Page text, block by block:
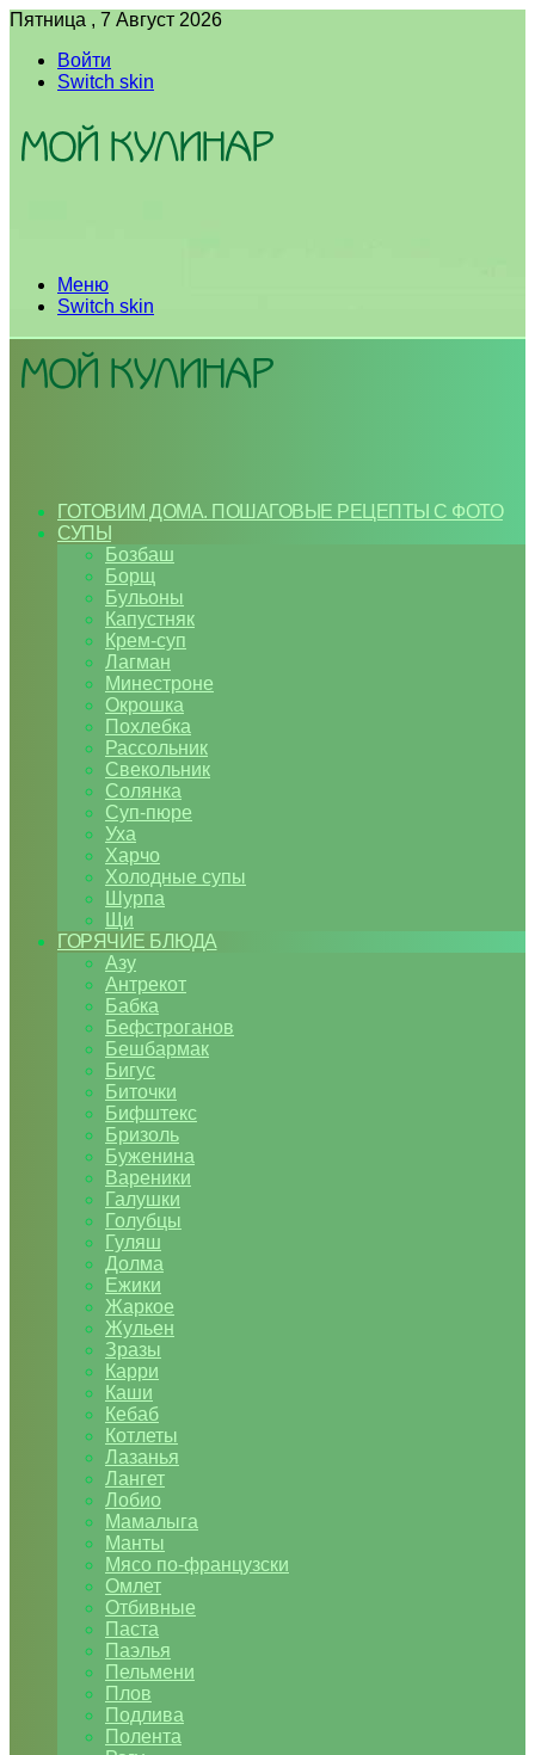
Пятница , 7 Август 2026
Войти
Switch skin
Меню
Switch skin
ГОТОВИМ ДОМА. ПОШАГОВЫЕ РЕЦЕПТЫ С ФОТО
СУПЫ
Бозбаш
Борщ
Бульоны
Капустняк
Крем-суп
Лагман
Минестроне
Окрошка
Похлебка
Рассольник
Свекольник
Солянка
Суп-пюре
Уха
Харчо
Холодные супы
Шурпа
Щи
ГОРЯЧИЕ БЛЮДА
Азу
Антрекот
Бабка
Бефстроганов
Бешбармак
Бигус
Биточки
Бифштекс
Бризоль
Буженина
Вареники
Галушки
Голубцы
Гуляш
Долма
Ежики
Жаркое
Жульен
Зразы
Карри
Каши
Кебаб
Котлеты
Лазанья
Лангет
Лобио
Мамалыга
Манты
Мясо по-французски
Омлет
Отбивные
Паста
Паэлья
Пельмени
Плов
Подлива
Полента